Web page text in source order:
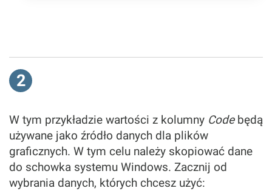
2
W tym przykładzie wartości z kolumny Codebędą
używane jako źródło danych dla plików
graficznych. W tym celu należy skopiować dane
do schowka systemu Windows. Zacznij od
wybrania danych, których chcesz użyć: